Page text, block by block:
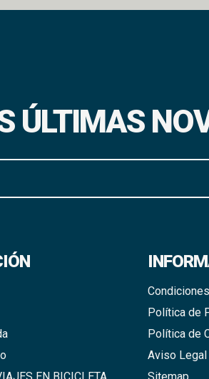
ÚLTIMAS
Política de
Política de
Aviso Legal